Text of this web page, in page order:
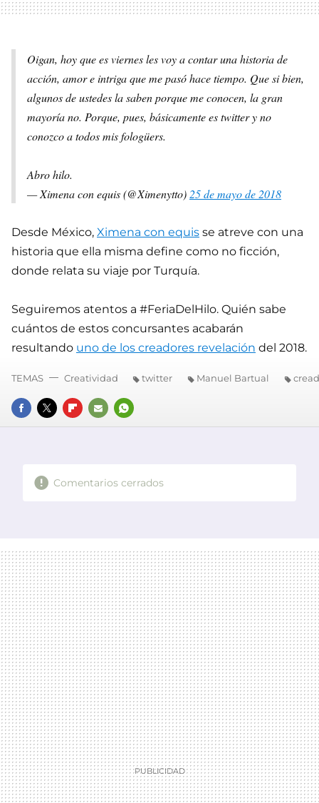
Oigan, hoy que es viernes les voy a contar una historia de
acción, amor e intriga que me pasó hace tiempo. Que si bien,
algunos de ustedes la saben porque me conocen, la gran
mayoría no. Porque, pues, básicamente es twitter y no
conozco a todos mis fologüers.
Abro hilo.
— Ximena con equis (@Ximenytto)25 de mayo de 2018
Desde México, Ximena con equis se atreve con una
historia que ella misma define como no ficción,
donde relata su viaje por Turquía.
Seguiremos atentos a #FeriaDelHilo. Quién sabe
cuántos de estos concursantes acabarán
resultando uno de los creadores revelación del 2018.
FACEBOOK
TWITTERFLIPBOARD
E-
WHATSAPP
TEMAS Creatividad twitter Manuel Bartual
Comentarios cerrados